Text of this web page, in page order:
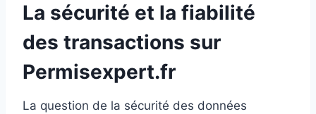
La sécurité et la fiabilité
des transactions sur
Permisexpert.fr
La question de la sécurité des données